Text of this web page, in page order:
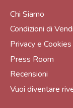
Chi Siamo
Condizioni di
Privacy e Cookies
Press Room
Recensioni
Vuoi diventare